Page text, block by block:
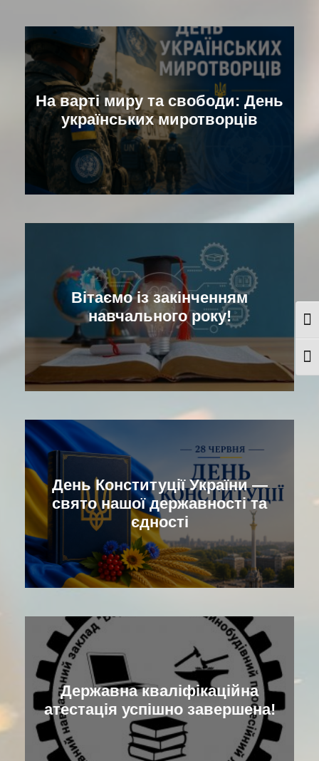
На варті миру та свободи: День
українських миротворців
Вітаємо із закінченням
навчального року!
День Конституції України —
свято нашої державності та
єдності
Державна кваліфікаційна
атестація успішно завершена!